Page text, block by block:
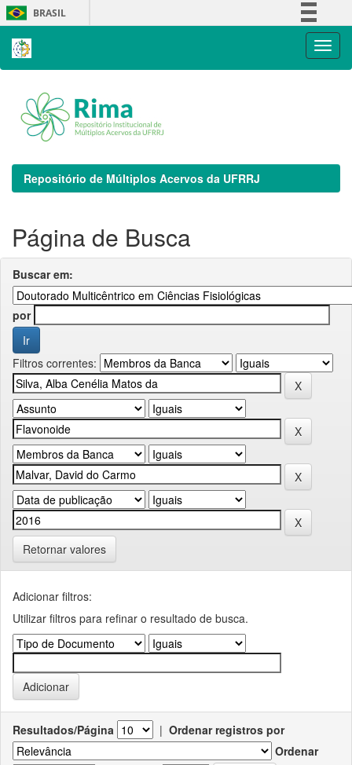
Skip
navigation
BRASIL
Repositório de Múltiplos Acervos da UFRRJ
Página de Busca
Buscar em:
por
Filtros correntes:
Retornar valores
Adicionar filtros:
Utilizar filtros para refinar o resultado de busca.
Resultados/Página | Ordenar registros por
Ordenar